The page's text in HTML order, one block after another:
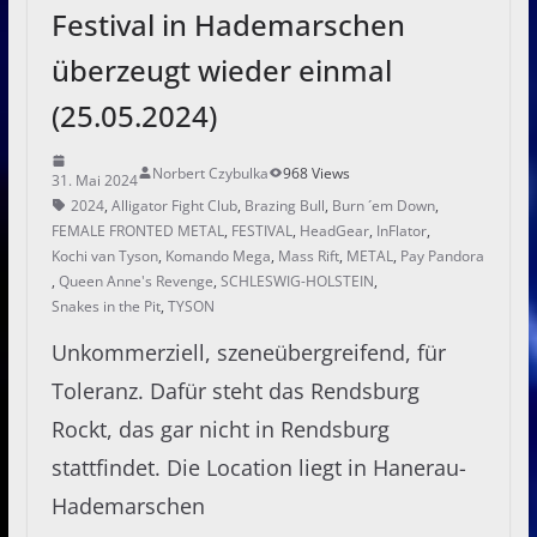
Festival in Hademarschen
überzeugt wieder einmal
(25.05.2024)
31. Mai 2024 Norbert Czybulka
968 Views
2024, Alligator Fight Club, Brazing Bull, Burn ´em Down,
FEMALE FRONTED METAL, FESTIVAL, HeadGear, InFlator,
Kochi van Tyson, Komando Mega, Mass Rift, METAL, Pay Pandora
, Queen Anne's Revenge, SCHLESWIG-HOLSTEIN,
Snakes in the Pit, TYSON
Unkommerziell, szeneübergreifend, für
Toleranz. Dafür steht das Rendsburg
Rockt, das gar nicht in Rendsburg
stattfindet. Die Location liegt in Hanerau-
Hademarschen